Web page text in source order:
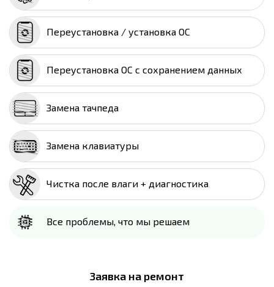
Переустановка / установка ОС
Переустановка ОС с сохранением данных
Замена тачпеда
Замена клавиатуры
Чистка после влаги + диагностика
Все проблемы, что мы решаем
Заявка на ремонт